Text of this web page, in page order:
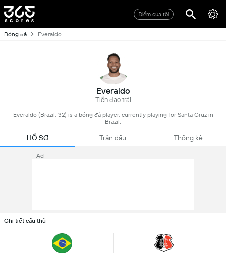
Điểm của tôi
Bóng đá Everaldo
Everaldo
Tiền đạo trái
Everaldo (Brazil, 32) is a bóng đá player, currently playing for Santa Cruz in
Brazil.
HỒ SƠ Trận đấu Thống kê
Ad
Chi tiết cầu thủ